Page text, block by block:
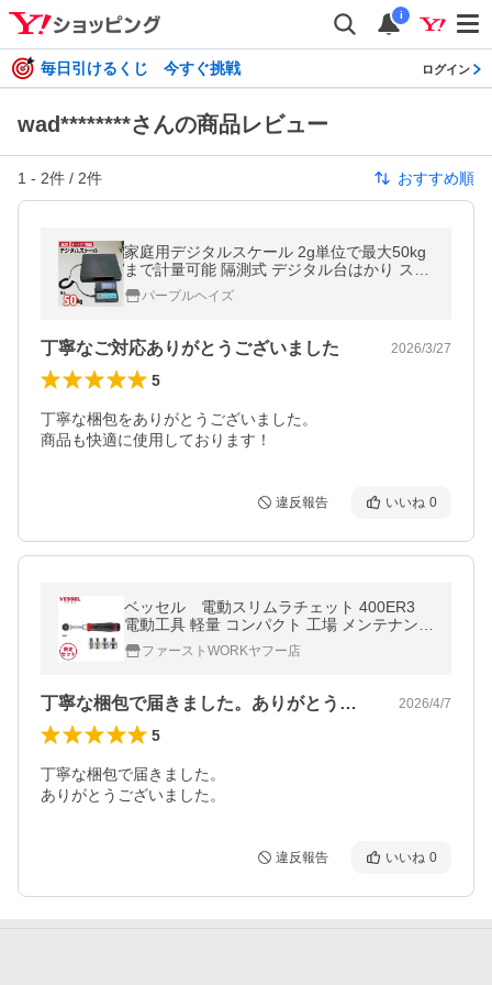
i
毎日引けるくじ 今すぐ挑戦 ログイン
wad********さんの商品レビュー
1 - 2件 / 2件 おすすめ順
家庭用デジタルスケール 2g単位で最大50kg
まで計量可能 隔測式 デジタル台はかり スケ
ール 電子秤 風袋機能
パープルヘイズ
丁寧なご対応ありがとうございました 2026/3/27
5
丁寧な梱包をありがとうございました。
商品も快適に使用しております！
違反報告 いいね 0
ベッセル 電動スリムラチェット 400ER3
電動工具 軽量 コンパクト 工場 メンテナンス
自動車整備 組立作業 プレゼント ギフト【在
庫有り】
ファーストWORKヤフー店
丁寧な梱包で届きました。ありがとうござ… 2026/4/7
5
丁寧な梱包で届きました。
ありがとうございました。
違反報告 いいね 0